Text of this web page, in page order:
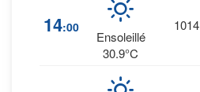
14:00
Ensoleillé
30.9°C
1014